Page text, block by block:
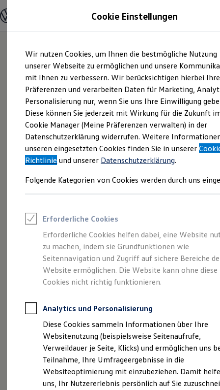
Hauptinhalt
springen
Footer
springen
Modelle und Konfigurator
Modelle vergleichen
Elektroautos
ENERGY Sondermodelle
Nutzfahrzeuge
SUV und CUV
Familienautos
Kombis
Kompaktwagen
Sportwagen
Schnell verfügbare Fahrzeuge
Angebote und Produkte
Aktuelle Angebote
E-Auto-Förderung
Volkswagen Marktplatz
Junge Gebrauchtwagen und Gebrauchtwagen
Saisonangebote
Leasing
Leasing-Angebote
Gebrauchtwagen Leasing
Junge Gebrauchtwagen-Leasing
Elektroauto Leasing
Kleinwagen-Leasing
Leasing ohne Anzahlung
Autokredit mit Schlussrate
Versicherungen und Garantien
Kfz-Versicherung
Restschuldversicherungen
Garantien
Wartungsverträge
Geschäftskunden
Professional Class bei Volkswagen
Großkunden
Behörden
Ihr Begleiter für Alltag
und Freizeit. Der T-
Cross.
Cookie Einstellungen
Wir nutzen Cookies, um Ihnen die bestmögliche Nutzung
unserer Webseite zu ermöglichen und unsere
mit Ihnen zu verbessern. Wir berücksichtigen hierbei Ihre
Präferenzen und verarbeiten Daten für Marketing,
Personalisierung nur, wenn Sie uns Ihre Einwilligung
Diese können Sie jederzeit mit Wirkung für die Zukunft
Cookie Manager (Meine Präferenzen verwalten) in der
Datenschutzerklärung widerrufen. Weitere
unseren eingesetzten Cookies finden Sie in unserer
Richtlinie und unserer Datenschutzerklärung.
Folgende Kategorien von Cookies werden durch uns
Erforderliche Cookies
Erforderliche Cookies helfen dabei, eine Website
zu machen, indem sie Grundfunktionen wie
Seitennavigation und Zugriff auf sichere Bereiche
Website ermöglichen. Die Website kann ohne diese
Cookies nicht richtig funktionieren.
Analytics und Personalisierung
Diese Cookies sammeln Informationen über Ihre
Websitenutzung (beispielsweise Seitenaufrufe,
Verweildauer je Seite, Klicks) und ermöglichen uns
Teilnahme, Ihre Umfrageergebnisse in die
Websiteoptimierung mit einzubeziehen. Damit
uns, Ihr Nutzererlebnis persönlich auf Sie